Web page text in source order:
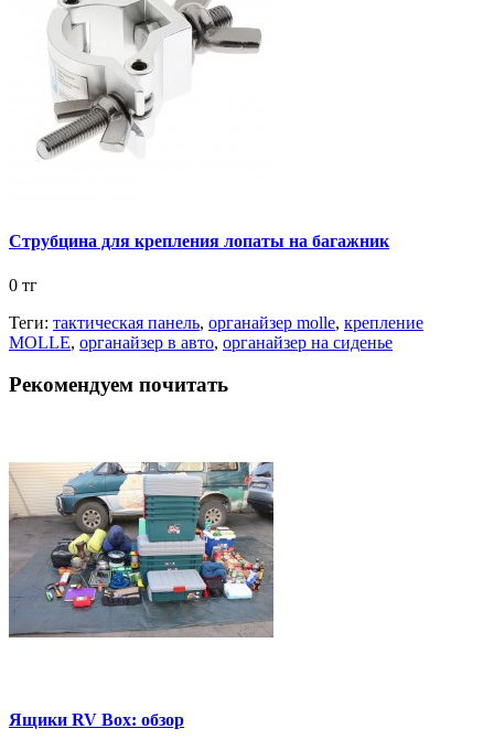
Струбцина для крепления лопаты на багажник
0 тг
Теги: тактическая панель, органайзер molle, крепление
MOLLE, органайзер в авто, органайзер на сиденье
Рекомендуем почитать
Ящики RV Box: обзор